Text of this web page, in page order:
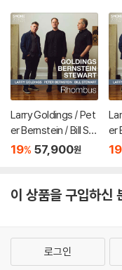
Larry Goldings / Pet
er Bernstein / Bill St
ewart (래리 골딩스 /
[LP]
19% 57,900원
er
19
이 상품을 구입하신
로그인